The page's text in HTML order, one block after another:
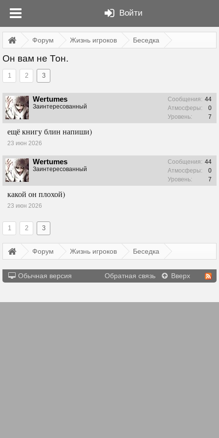
Войти
Форум Жизнь игроков Беседка
Он вам не Тон.
1 2 3
Wertumes
Заинтересованный
Сообщения: 44
Атмосферы:
0
Уровень:
7
ещё книгу блин напиши)
23 июн 2026
Wertumes
Заинтересованный
Сообщения: 44
Атмосферы:
0
Уровень:
7
какой он плохой)
23 июн 2026
1 2 3
Форум Жизнь игроков Беседка
Обычная версия Обратная связь Вверх